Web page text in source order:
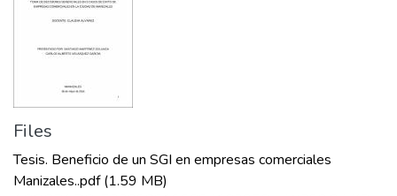
Files
Tesis. Beneficio de un SGI en empresas comerciales
Manizales..pdf(1.59 MB)